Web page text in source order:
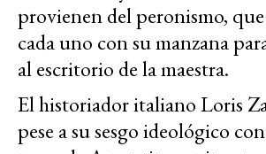
provienen del peronismo,
cada uno con su manzana
al escritorio de la maestra.
El historiador italiano Loris
pese a su sesgo ideológico